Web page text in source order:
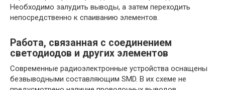
Необходимо залудить выводы, а затем переходить
непосредственно к спаиванию элементов.
Работа, связанная с соединением
светодиодов и других элементов
Современные радиоэлектронные устройства оснащены
безвыводными составляющим SMD. В их схеме не